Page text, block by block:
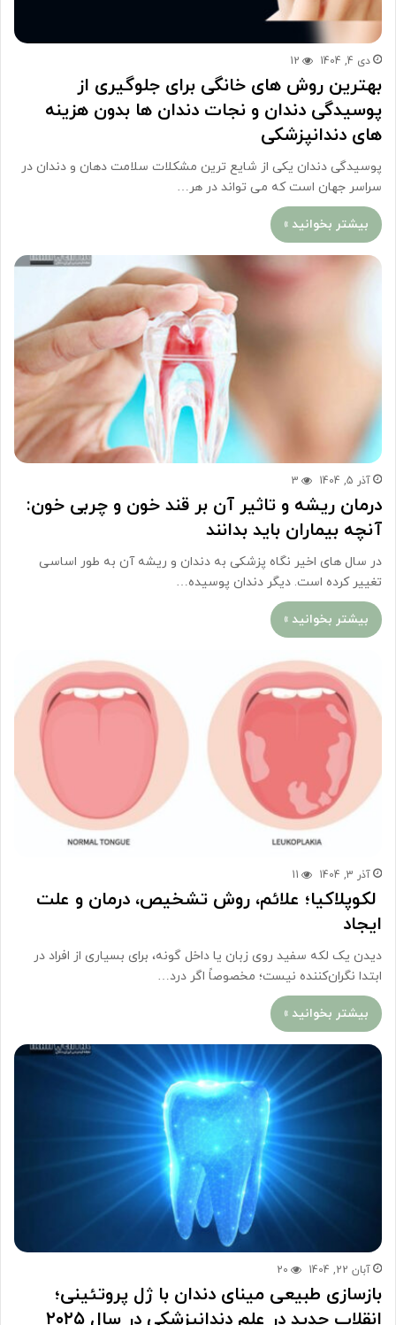
دی 4, 1404 12
بهترین روش های خانگی برای جلوگیری از
پوسیدگی دندان و نجات دندان ها بدون هزینه
های دندانپزشکی
پوسیدگی دندان یکی از شایع ترین مشکلات سلامت دهان و دندان در
سراسر جهان است که می تواند در هر…
بیشتر بخوانید »
آذر 5, 1404 3
درمان ریشه و تاثیر آن بر قند خون و چربی خون:
آنچه بیماران باید بدانند
در سال های اخیر نگاه پزشکی به دندان و ریشه آن به طور اساسی
تغییر کرده است. دیگر دندان پوسیده…
بیشتر بخوانید »
آذر 3, 1404 11
لکوپلاکیا؛ علائم، روش تشخیص، درمان و علت
ایجاد
دیدن یک لکه سفید روی زبان یا داخل گونه، برای بسیاری از افراد در
ابتدا نگران‌کننده نیست؛ مخصوصاً اگر درد…
بیشتر بخوانید »
آبان 22, 1404 20
بازسازی طبیعی مینای دندان با ژل پروتئینی؛
انقلاب جدید در علم دندانپزشکی در سال ۲۰۲۵